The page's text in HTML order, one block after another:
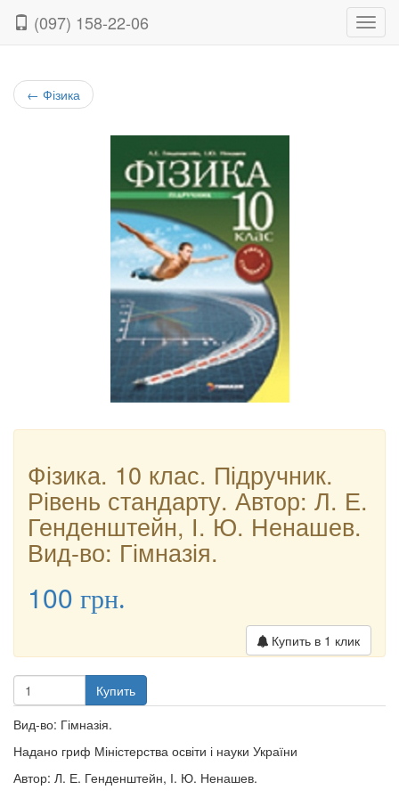
(097) 158-22-06
← Фізика
Фізика. 10 клас. Підручник.
Рівень стандарту. Автор: Л. Е.
Генденштейн, І. Ю. Ненашев.
Вид-во: Гімназія.
100 грн.
Купить в 1 клик
Купить
Вид-во: Гімназія.
Надано гриф Міністерства освіти і науки України
Автор: Л. Е. Генденштейн, І. Ю. Ненашев.